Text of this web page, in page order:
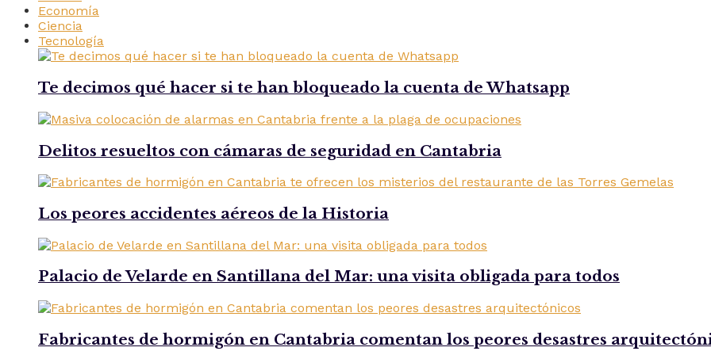
Economía
Ciencia
Tecnología
Te decimos qué hacer si te han bloqueado la cuenta de Whatsapp
Delitos resueltos con cámaras de seguridad en Cantabria
Los peores accidentes aéreos de la Historia
Palacio de Velarde en Santillana del Mar: una visita obligada para todos
Fabricantes de hormigón en Cantabria comentan los peores desastres